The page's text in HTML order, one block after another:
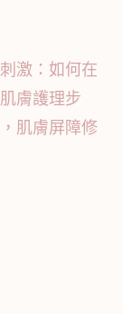
激：如何在
膚護理步
肌膚屏障修